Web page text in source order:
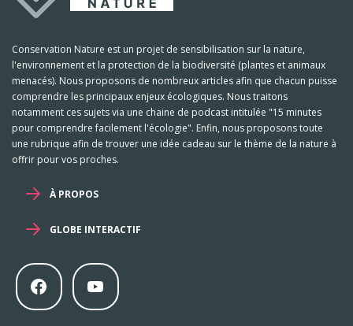
Conservation Nature est un projet de sensibilisation sur la nature,
l'environnement et la protection de la biodiversité (plantes et animaux
menacés). Nous proposons de nombreux articles afin que chacun puisse
comprendre les principaux enjeux écologiques. Nous traitons
notamment ces sujets via une chaine de podcast intitulée "15 minutes
pour comprendre facilement l'écologie". Enfin, nous proposons toute
une rubrique afin de trouver une idée cadeau sur le thème de la nature à
offrir pour vos proches.
À PROPOS
GLOBE INTERACTIF